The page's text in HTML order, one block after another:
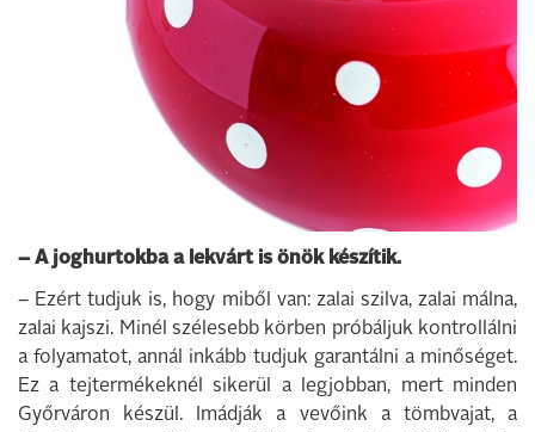
– A joghurtokba a lekvárt is önök készítik.
– Ezért tudjuk is, hogy miből van: zalai szilva, zalai málna,
zalai kajszi. Minél szélesebb körben próbáljuk kontrollálni
a folyamatot, annál inkább tudjuk garantálni a minőséget.
Ez a tejtermékeknél sikerül a legjobban, mert minden
Győrváron készül. Imádják a vevőink a tömbvajat, a